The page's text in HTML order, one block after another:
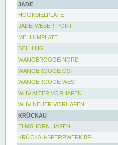
JADE
HOOKSIELPLATE
JADE-WESER-PORT
MELLUMPLATE
SCHILLIG
WANGEROOGE NORD
WANGEROOGE OST
WANGEROOGE WEST
WHV ALTER VORHAFEN
WHV NEUER VORHAFEN
KRÜCKAU
ELMSHORN HAFEN
KRÜCKAU-SPERRWERK BP